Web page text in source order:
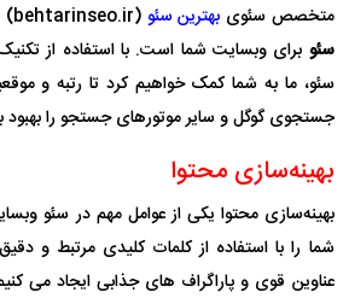
متخصص سئوی بهترین سئو (behtarinseo.ir) ارائه دهنده
سئو برای وبسایت شما است. با استفاده از
سئو، ما به شما کمک خواهیم کرد تا رتبه و
جستجوی گوگل و سایر موتورهای جستجو را
بهینه‌سازی محتوا
بهینه‌سازی محتوا یکی از عوامل مهم در سئو
شما را با استفاده از کلمات کلیدی مرتبط و
عناوین قوی و پاراگراف های جذابی ایجاد می‌